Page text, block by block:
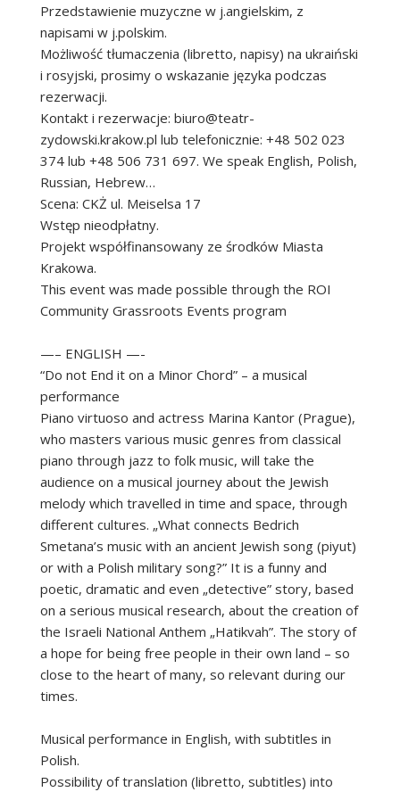
Przedstawienie muzyczne w j.angielskim, z
napisami w j.polskim.
Możliwość tłumaczenia (libretto, napisy) na ukraiński
i rosyjski, prosimy o wskazanie języka podczas
rezerwacji.
Kontakt i rezerwacje: biuro@teatr-
zydowski.krakow.pl lub telefonicznie: +48 502 023
374 lub +48 506 731 697. We speak English, Polish,
Russian, Hebrew…
Scena: CKŻ ul. Meiselsa 17
Wstęp nieodpłatny.
Projekt współfinansowany ze środków Miasta
Krakowa.
This event was made possible through the ROI
Community Grassroots Events program
—– ENGLISH —-
“Do not End it on a Minor Chord” – a musical
performance
Piano virtuoso and actress Marina Kantor (Prague),
who masters various music genres from classical
piano through jazz to folk music, will take the
audience on a musical journey about the Jewish
melody which travelled in time and space, through
different cultures. „What connects Bedrich
Smetana’s music with an ancient Jewish song (piyut)
or with a Polish military song?” It is a funny and
poetic, dramatic and even „detective” story, based
on a serious musical research, about the creation of
the Israeli National Anthem „Hatikvah”. The story of
a hope for being free people in their own land – so
close to the heart of many, so relevant during our
times.
Musical performance in English, with subtitles in
Polish.
Possibility of translation (libretto, subtitles) into